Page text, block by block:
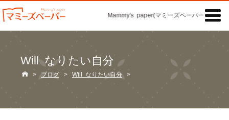
Mammy's paper(マミーズペーパー)の「記事

Will なりたい自分
 > ブログ > Will なりたい自分 >